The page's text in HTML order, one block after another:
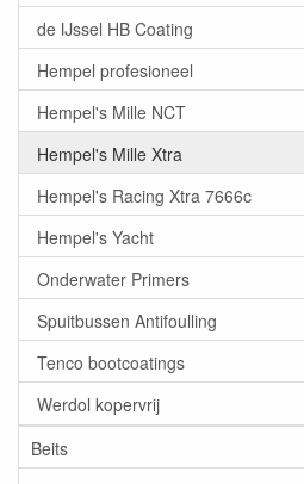
de IJssel HB Coating
Hempel profesioneel
Hempel's Mille NCT
Hempel's Mille Xtra
Hempel's Racing Xtra 7666c
Hempel's Yacht
Onderwater Primers
Spuitbussen Antifoulling
Tenco bootcoatings
Werdol kopervrij
Beits